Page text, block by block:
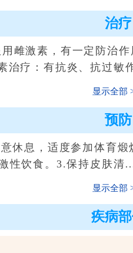
治疗
激素，有一定防治作
治疗：有抗炎、抗过
显示全部
预防
息，适度参加体育煅
性饮食。3.保持皮肤
显示全部
疾病